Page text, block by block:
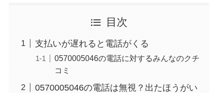
目次
支払いが遅れると電話がくる
0570005046の電話に対するみんなのクチ
コミ
0570005046の電話は無視？出たほうがい